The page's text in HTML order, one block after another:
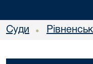
Суди •